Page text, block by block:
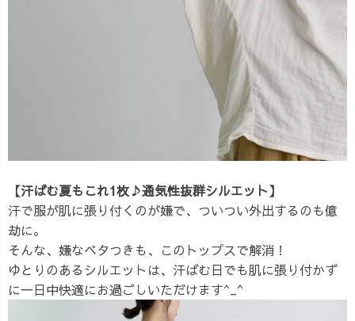
【汗ばむ夏もこれ1枚♪通気性抜群シルエット】
汗で服が肌に張り付くのが嫌で、ついつい外出するのも億
劫に。
そんな、嫌なベタつきも、このトップスで解消！
ゆとりのあるシルエットは、汗ばむ日でも肌に張り付かず
に一日中快適にお過ごしいただけます^_^